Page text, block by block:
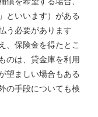
といいます）がある
う必要があります
、保険金を得たとこ
のは、貸金庫を利用
望ましい場合もある
の手段についても検